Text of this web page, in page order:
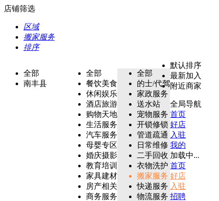
店铺筛选
区域
搬家服务
排序
全部
南丰县
全部
餐饮美食
休闲娱乐
酒店旅游
购物天地
生活服务
汽车服务
母婴专区
婚庆摄影
教育培训
家具建材
房产相关
商务服务
全部
的士/代驾
家政服务
送水站
宠物服务
开锁修锁
管道疏通
日常维修
二手回收
衣物洗护
搬家服务
快递服务
物流服务
默认排序
最新加入
附近商家
全局导航
首页
好店
入驻
我的
加载中...
首页
好店
入驻
招聘